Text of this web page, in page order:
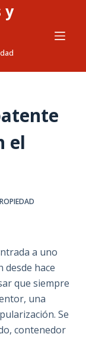
y
el
a uno
desde hace
que siempre
una
Se
contenedor